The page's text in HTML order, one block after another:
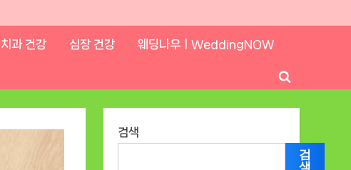
치과 건강 심장 건강 웨딩나우ㅣWeddingNOW
Toggle
search
검색
검